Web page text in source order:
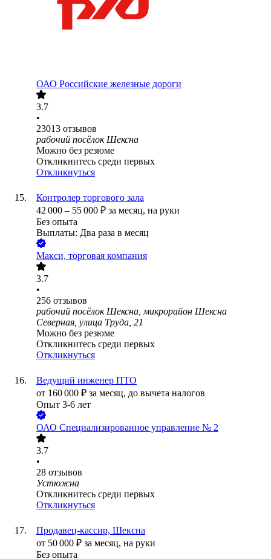
ОАО Российские железные дороги
3.7
•
23013 отзывов
рабочий посёлок Шексна
Можно без резюме
Откликнитесь среди первых
Откликнуться
Контролер торгового зала
42 000 – 55 000 ₽ за месяц, на руки
Без опыта
Выплаты: Два раза в месяц
Макси, торговая компания
3.7
•
256 отзывов
рабочий посёлок Шексна, микрорайон Шексна
Северная, улица Труда, 21
Можно без резюме
Откликнитесь среди первых
Откликнуться
Ведущий инженер ПТО
от 160 000 ₽ за месяц, до вычета налогов
Опыт 3-6 лет
ОАО Специализированное управление № 2
3.7
•
28 отзывов
Устюжна
Откликнитесь среди первых
Откликнуться
Продавец-кассир, Шексна
от 50 000 ₽ за месяц, на руки
Без опыта